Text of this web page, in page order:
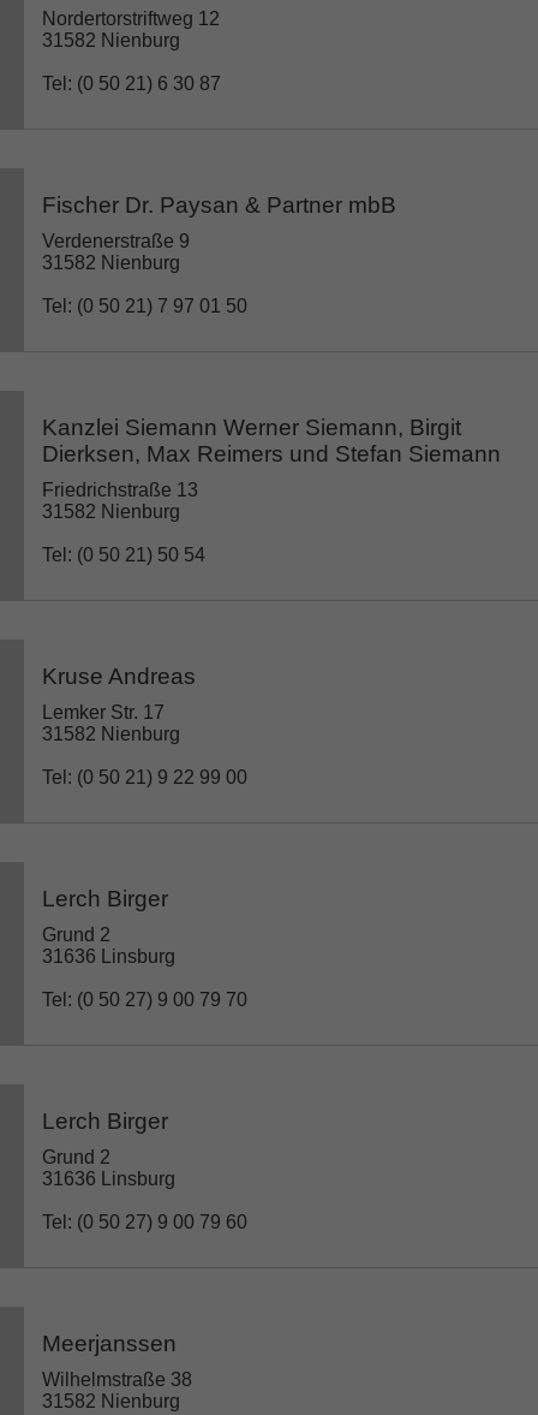
Nordertorstriftweg 12
31582 Nienburg
Tel: (0 50 21) 6 30 87
Fischer Dr. Paysan & Partner mbB
Verdenerstraße 9
31582 Nienburg
Tel: (0 50 21) 7 97 01 50
Kanzlei Siemann Werner Siemann, Birgit
Dierksen, Max Reimers und Stefan Siemann
Friedrichstraße 13
31582 Nienburg
Tel: (0 50 21) 50 54
Kruse Andreas
Lemker Str. 17
31582 Nienburg
Tel: (0 50 21) 9 22 99 00
Lerch Birger
Grund 2
31636 Linsburg
Tel: (0 50 27) 9 00 79 70
Lerch Birger
Grund 2
31636 Linsburg
Tel: (0 50 27) 9 00 79 60
Meerjanssen
Wilhelmstraße 38
31582 Nienburg